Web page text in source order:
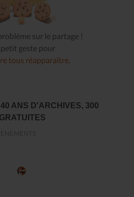
sur le partage !
geste pour
tous réapparaître
ANS D'ARCHIVES, 300